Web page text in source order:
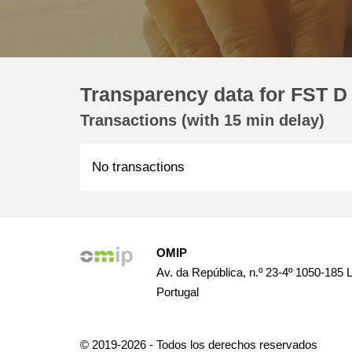
Transparency data for FST
Transactions (with 15 min delay)
No transactions
OMIP
Av. da República, n.º 23-4º 1050-185
Portugal
© 2019-2026 - Todos los derechos reservados